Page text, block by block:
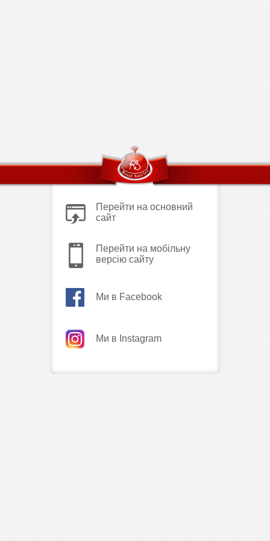
Перейти на основний
сайт
Перейти на мобільну
версію сайту
Ми в Facebook
Ми в Instagram